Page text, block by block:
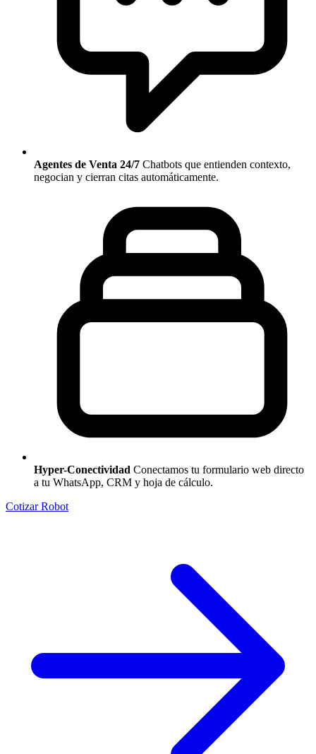
Agentes de Venta 24/7 Chatbots que entienden contexto,
negocian y cierran citas automáticamente.
Hyper-Conectividad Conectamos tu formulario web directo
a tu WhatsApp, CRM y hoja de cálculo.
Cotizar Robot